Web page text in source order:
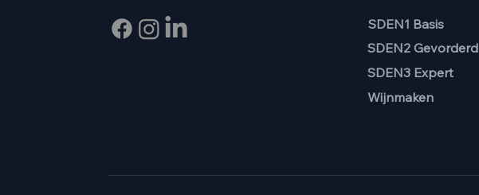
SDEN1 Basis
SDEN2 Gevorderd
SDEN3 Expert
Wijnmaken